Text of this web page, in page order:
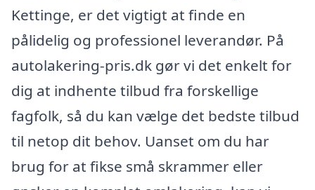
Kettinge, er det vigtigt at finde en
pålidelig og professionel leverandør. På
autolakering-pris.dk gør vi det enkelt for
dig at indhente tilbud fra forskellige
fagfolk, så du kan vælge det bedste tilbud
til netop dit behov. Uanset om du har
brug for at fikse små skrammer eller